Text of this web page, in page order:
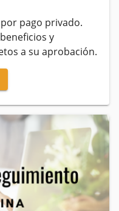
pago privado.
y
a su aprobación.